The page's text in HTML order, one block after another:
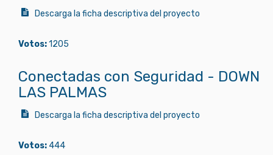
Descarga la ficha descriptiva del proyecto
Votos:1205
Conectadas con Seguridad - DOWN
LAS PALMAS
Descarga la ficha descriptiva del proyecto
Votos:444